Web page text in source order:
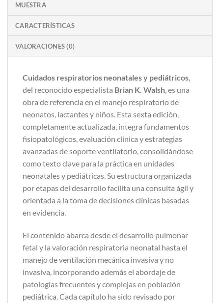
MUESTRA
CARACTERÍSTICAS
VALORACIONES (0)
Cuidados respiratorios neonatales y pediátricos,
del reconocido especialista Brian K. Walsh, es una
obra de referencia en el manejo respiratorio de
neonatos, lactantes y niños. Esta sexta edición,
completamente actualizada, integra fundamentos
fisiopatológicos, evaluación clínica y estrategias
avanzadas de soporte ventilatorio, consolidándose
como texto clave para la práctica en unidades
neonatales y pediátricas. Su estructura organizada
por etapas del desarrollo facilita una consulta ágil y
orientada a la toma de decisiones clínicas basadas
en evidencia.
El contenido abarca desde el desarrollo pulmonar
fetal y la valoración respiratoria neonatal hasta el
manejo de ventilación mecánica invasiva y no
invasiva, incorporando además el abordaje de
patologías frecuentes y complejas en población
pediátrica. Cada capítulo ha sido revisado por